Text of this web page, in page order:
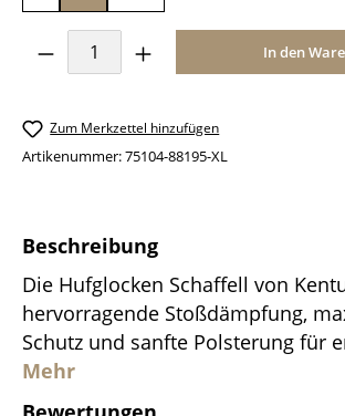
Produkt Anzahl: Gib den
In den
Zum Merkzettel hinzufügen
Artikenummer:75104-88195-XL
Beschreibung
Die Hufglocken Schaffell von
hervorragende Stoßdämpfung,
Schutz und sanfte Polsterung für
Mehr